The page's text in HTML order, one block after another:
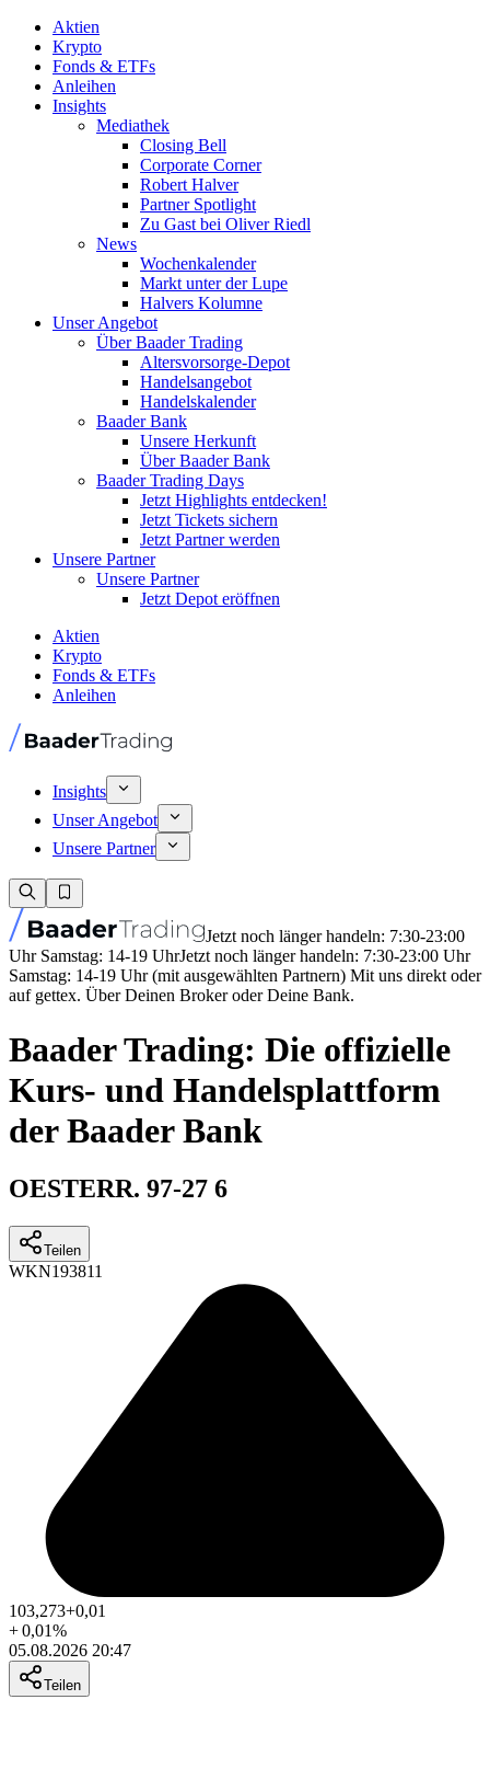
Aktien
Krypto
Fonds & ETFs
Anleihen
Insights
Mediathek
Closing Bell
Corporate Corner
Robert Halver
Partner Spotlight
Zu Gast bei Oliver Riedl
News
Wochenkalender
Markt unter der Lupe
Halvers Kolumne
Unser Angebot
Über Baader Trading
Altersvorsorge-Depot
Handelsangebot
Handelskalender
Baader Bank
Unsere Herkunft
Über Baader Bank
Baader Trading Days
Jetzt Highlights entdecken!
Jetzt Tickets sichern
Jetzt Partner werden
Unsere Partner
Unsere Partner
Jetzt Depot eröffnen
Aktien
Krypto
Fonds & ETFs
Anleihen
Insights
Unser Angebot
Unsere Partner
Jetzt noch länger handeln: 7:30-23:00
Uhr Samstag: 14-19 UhrJetzt noch länger handeln: 7:30-23:00 Uhr
Samstag: 14-19 Uhr (mit ausgewählten Partnern) Mit uns direkt oder
auf gettex. Über Deinen Broker oder Deine Bank.
Baader Trading: Die offizielle
Kurs- und Handelsplattform
der Baader Bank
OESTERR. 97-27 6
Teilen
WKN193811
103,273+0,01
+0,01%
05.08.2026 20:47
Teilen